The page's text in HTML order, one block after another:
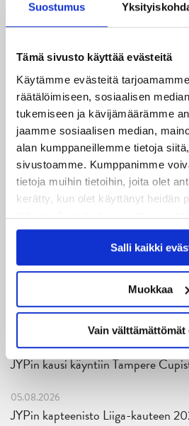
Suostumus
Tämä sivusto käyttää evästeitä
Käytämme evästeitä
räätälöimiseen, sosiaalisen
tukemiseen ja kävijämäärämme
jaamme sosiaalisen median,
alan kumppaneillemme tietoja
sivustoamme. Kumppanimme
tietoja muihin tietoihin, joita olet
kerätty, kun olet käyttänyt heidän
tahansa kumota tai muuttaa
käytöstäEvästeet-sivultamme.
Salli kaikki
Muokkaa
Vain välttämättömät
ensimmäisellä kierroksella!
playoffs-kierroksella sijalle 11.
Pelicansin. 1.kierroksen
20.3. […]
« Vanhemmat kirjoitukset
Uusimmat
08.08.2026
Turnausraportti: JYP juhlii
Tampere Cupin voittoa!
06.08.2026
JYPin kausi käyntiin Tampere
05.08.2026
JYPin kapteenisto Liiga-kauteen